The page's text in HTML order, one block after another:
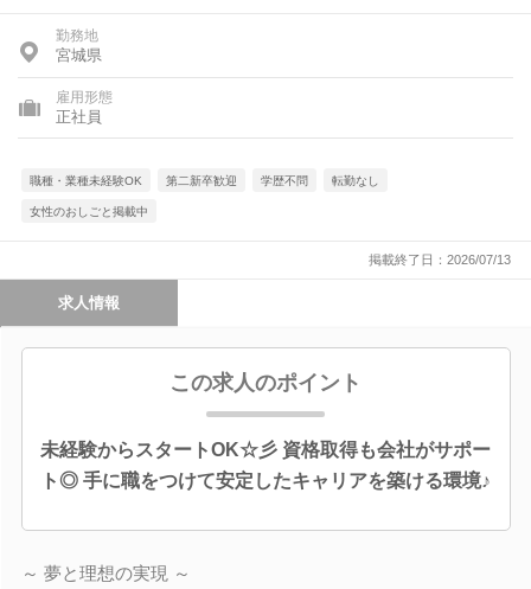
勤務地
宮城県
雇用形態
正社員
職種・業種未経験OK 第二新卒歓迎 学歴不問 転勤なし
女性のおしごと掲載中
掲載終了日：2026/07/13
求人情報
この求人のポイント
未経験からスタートOK☆彡 資格取得も会社がサポー
ト◎ 手に職をつけて安定したキャリアを築ける環境♪
～ 夢と理想の実現 ～